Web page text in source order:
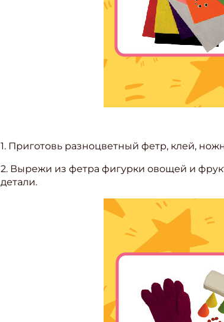
1. Приготовь разноцветный фетр, клей,
2. Вырежи из фетра фигурки овощей и
детали.